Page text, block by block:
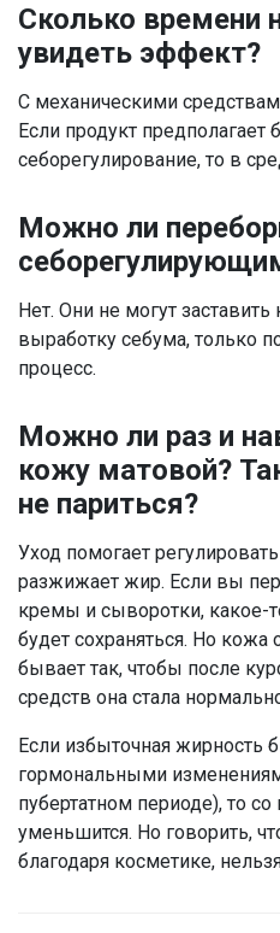
Сколько времени
увидеть эффект?
С механическими
Если продукт предполагает
себорегулирование, то в
Можно ли
Нет. Они не могут заставить
выработку себума, только
процесс.
Можно ли раз и
кожу матовой?
не париться?
Уход помогает
разжижает жир. Если вы
кремы и сыворотки, какое-
будет сохраняться. Но кожа
бывает так, чтобы после
средств она стала
Если избыточная жирность
гормональными
пубертатном периоде), то
уменьшится. Но говорить,
благодаря косметике,